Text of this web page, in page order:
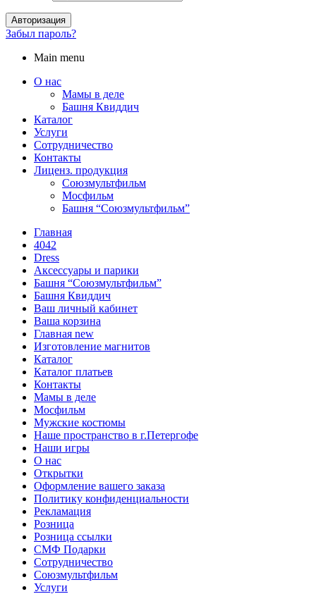
Авторизация
Забыл пароль?
Main menu
О нас
Мамы в деле
Башня Квиддич
Каталог
Услуги
Сотрудничество
Контакты
Лиценз. продукция
Союзмультфильм
Мосфильм
Башня “Союзмультфильм”
Главная
4042
Dress
Аксессуары и парики
Башня “Союзмультфильм”
Башня Квиддич
Ваш личный кабинет
Ваша корзина
Главная new
Изготовление магнитов
Каталог
Каталог платьев
Контакты
Мамы в деле
Мосфильм
Мужские костюмы
Наше пространство в г.Петергофе
Наши игры
О нас
Открытки
Оформление вашего заказа
Политику конфиденциальности
Рекламация
Розница
Розница ссылки
СМФ Подарки
Сотрудничество
Союзмультфильм
Услуги